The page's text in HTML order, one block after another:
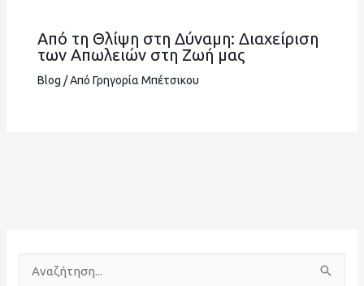
Από τη Θλίψη στη Δύναμη: Διαχείριση
των Απωλειών στη Ζωή μας
Blog / Από Γρηγορία Μπέτσικου